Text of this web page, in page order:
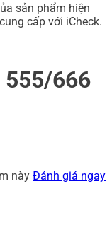
sản phẩm hiện
cấp với iCheck.
555/666
này Đánh giá ngay